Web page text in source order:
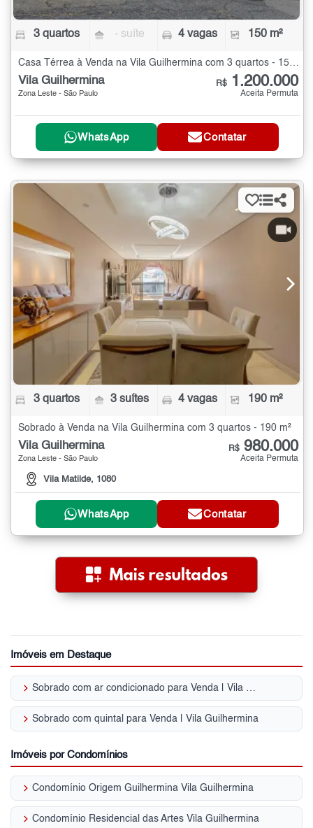
3 quartos - suíte 4 vagas 150 m²
Casa Térrea à Venda na Vila Guilhermina com 3 quartos - 150 m²
Vila Guilhermina
Zona Leste - São Paulo
R$ 1.200.000
Aceita Permuta
WhatsApp Contatar
3 quartos 3 suítes 4 vagas 190 m²
Sobrado à Venda na Vila Guilhermina com 3 quartos - 190 m²
Vila Guilhermina
Zona Leste - São Paulo
Vila Matilde, 1080
R$ 980.000
Aceita Permuta
WhatsApp Contatar
Imóveis em Destaque
keyboard_arrow_right Sobrado com ar condicionado para Venda | Vila Guilhermina
keyboard_arrow_right Sobrado com quintal para Venda | Vila Guilhermina
Imóveis por Condomínios
keyboard_arrow_right Condomínio Origem Guilhermina Vila Guilhermina
keyboard_arrow_right Condomínio Residencial das Artes Vila Guilhermina